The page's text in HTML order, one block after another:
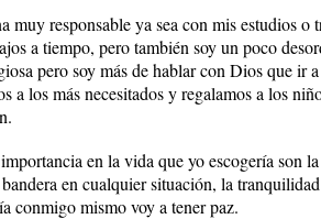
muy responsable ya sea con mis estudios
a tiempo, pero también soy un poco
pero soy más de hablar con Dios que ir
a los más necesitados y regalamos a los
en la vida que yo escogería son
en cualquier situación, la
conmigo mismo voy a tener paz.